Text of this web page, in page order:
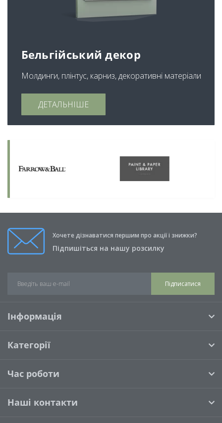
Бельгійський декор
Молдинги, плінтус, карниз, декоративні матеріали
ДЕТАЛЬНІШЕ
Хочете дізнаватися першим про акції і знижки?
Підпишіться на нашу розсилку
Підписатися
Інформація
Категорії
Час роботи
Наші контакти